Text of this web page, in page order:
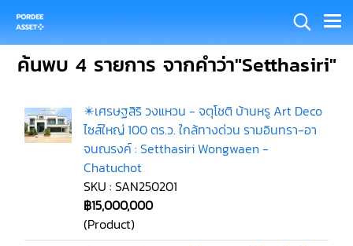
ค้นพบ 4 รายการ จากคำว่า"Setthasiri"
✴️เศรษฐสิริ วงแหวน - จตุโชติ บ้านหรู Art Deco
ไซส์ใหญ่ 100 ตร.ว. ใกล้ทางด่วน รามอินทรา-อา
จนณรงค์ : Setthasiri Wongwaen -
Chatuchot
SKU : SAN250201
฿15,000,000
(Product)